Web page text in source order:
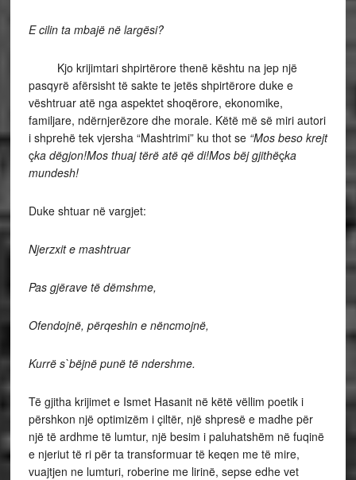
E cilin ta mbajë në largësi?
Kjo krijimtari shpirtërore thenë kështu na jep një
pasqyrë afërsisht të sakte te jetës shpirtërore duke e
vështruar atë nga aspektet shoqërore, ekonomike,
familjare, ndërnjerëzore dhe morale. Këtë më së miri autori
i shprehë tek vjersha “Mashtrimi” ku thot se “Mos beso krejt
çka dëgjon!Mos thuaj tërë atë që di!Mos bëj gjithëçka
mundesh!
Duke shtuar në vargjet:
Njerzxit e mashtruar
Pas gjërave të dëmshme,
Ofendojnë, përqeshin e nëncmojnë,
Kurrë s`bëjnë punë të ndershme.
Të gjitha krijimet e Ismet Hasanit në këtë vëllim poetik i
përshkon një optimizëm i çiltër, një shpresë e madhe për
një të ardhme të lumtur, një besim i paluhatshëm në fuqinë
e njeriut të ri për ta transformuar të keqen me të mire,
vuajtjen ne lumturi, roberine me lirinë, sepse edhe vet